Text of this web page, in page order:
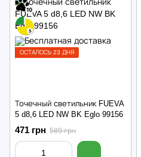
ОСТАЛОСЬ 23 ДНЯ
Точечный светильник FUEVA
5 d8,6 LED NW BK Eglo 99156
471 грн 589 грн